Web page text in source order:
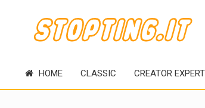
HOME CLASSIC CREATOR EXPERT